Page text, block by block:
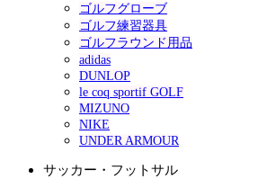
ゴルフグローブ
ゴルフ練習器具
ゴルフラウンド用品
adidas
DUNLOP
le coq sportif GOLF
MIZUNO
NIKE
UNDER ARMOUR
サッカー・フットサル